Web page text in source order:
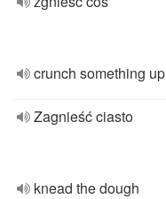
crunch something up
Zagnieść ciasto
knead the dough